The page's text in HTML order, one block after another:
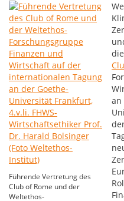
Führende Vertretung des
Club of Rome und der
Weltethos-
an